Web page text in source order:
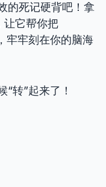
的死记硬背吧！拿
让它帮你把
牢牢刻在你的脑海
转”起来了！